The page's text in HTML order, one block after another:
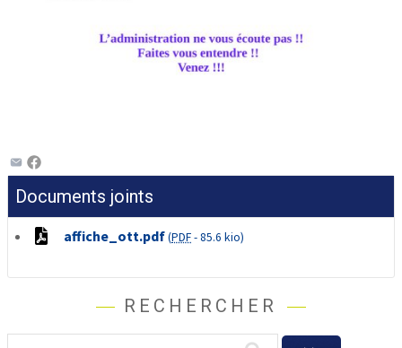
Documents joints
affiche_ott.pdf(PDF-85.6 kio)
RECHERCHER